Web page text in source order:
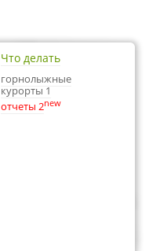
Что делать
горнолыжные
курорты 1
отчеты 2new